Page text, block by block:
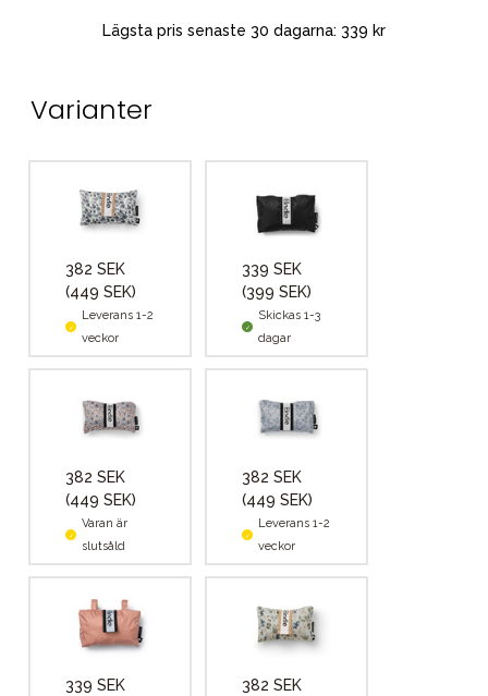
Lägsta pris senaste 30 dagarna: 339 kr
Varianter
382 SEK
(449 SEK)
Leverans 1-2
veckor
339 SEK
(399 SEK)
Skickas 1-3
dagar
382 SEK
(449 SEK)
Varan är
slutsåld
382 SEK
(449 SEK)
Leverans 1-2
veckor
339 SEK
382 SEK